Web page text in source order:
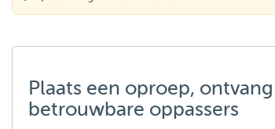
Plaats een oproep,
betrouwbare oppassers